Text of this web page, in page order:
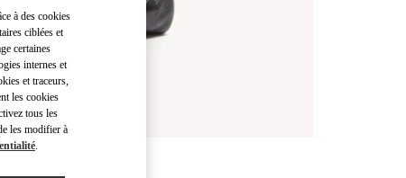
à des cookies
ciblées et
certaines
internes et
et traceurs,
les cookies
tous les
les modifier à